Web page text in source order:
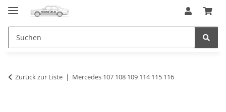
Zurück zur Liste Mercedes 107 108 109 114 115 116